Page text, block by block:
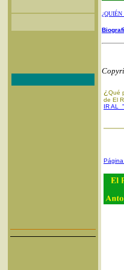
¿ Qué
de El
IR AL